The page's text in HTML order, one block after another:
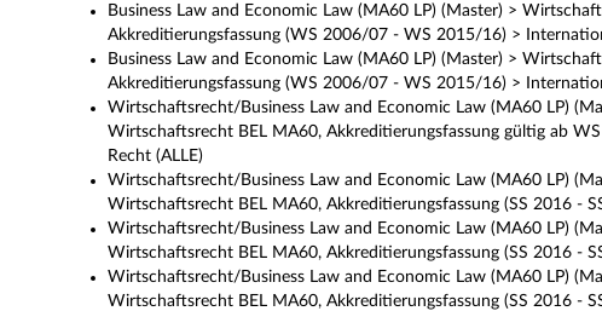
Business Law and Economic Law (MA60 LP) (Master) >
Akkreditierungsfassung (WS 2006/07 - WS 2015/16) >
Business Law and Economic Law (MA60 LP) (Master) >
Akkreditierungsfassung (WS 2006/07 - WS 2015/16) >
Wirtschaftsrecht/Business Law and Economic Law (MA60 LP)
Wirtschaftsrecht BEL MA60, Akkreditierungsfassung gültig ab
Recht (ALLE)
Wirtschaftsrecht/Business Law and Economic Law (MA60 LP)
Wirtschaftsrecht BEL MA60, Akkreditierungsfassung (SS 2016 -
Wirtschaftsrecht/Business Law and Economic Law (MA60 LP)
Wirtschaftsrecht BEL MA60, Akkreditierungsfassung (SS 2016 -
Wirtschaftsrecht/Business Law and Economic Law (MA60 LP)
Wirtschaftsrecht BEL MA60, Akkreditierungsfassung (SS 2016 -